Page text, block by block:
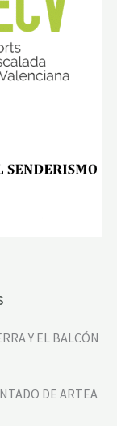
Y EL BALCÓN
DE ARTEA